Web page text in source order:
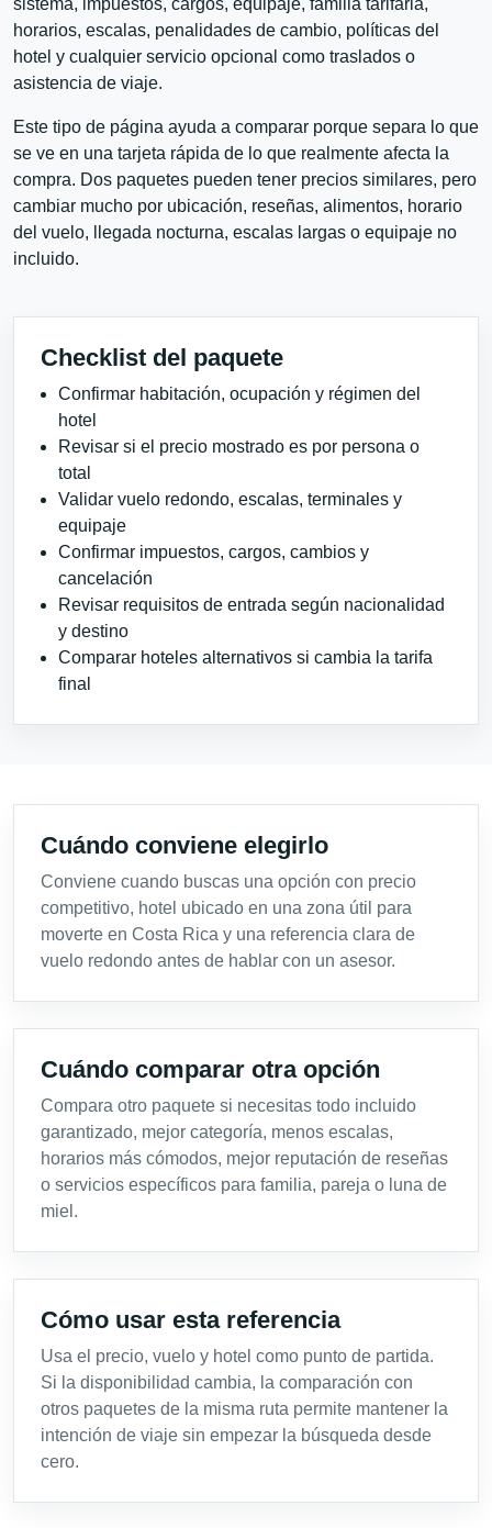
horarios, escalas, penalidades de cambio, políticas del
hotel y cualquier servicio opcional como traslados o
asistencia de viaje.
Este tipo de página ayuda a comparar porque separa lo que
se ve en una tarjeta rápida de lo que realmente afecta la
compra. Dos paquetes pueden tener precios similares, pero
cambiar mucho por ubicación, reseñas, alimentos, horario
del vuelo, llegada nocturna, escalas largas o equipaje no
incluido.
Checklist del paquete
Confirmar habitación, ocupación y régimen del
hotel
Revisar si el precio mostrado es por persona o
total
Validar vuelo redondo, escalas, terminales y
equipaje
Confirmar impuestos, cargos, cambios y
cancelación
Revisar requisitos de entrada según nacionalidad
y destino
Comparar hoteles alternativos si cambia la tarifa
final
Cuándo conviene elegirlo
Conviene cuando buscas una opción con precio
competitivo, hotel ubicado en una zona útil para
moverte en Costa Rica y una referencia clara de
vuelo redondo antes de hablar con un asesor.
Cuándo comparar otra opción
Compara otro paquete si necesitas todo incluido
garantizado, mejor categoría, menos escalas,
horarios más cómodos, mejor reputación de reseñas
o servicios específicos para familia, pareja o luna de
miel.
Cómo usar esta referencia
Usa el precio, vuelo y hotel como punto de partida.
Si la disponibilidad cambia, la comparación con
otros paquetes de la misma ruta permite mantener la
intención de viaje sin empezar la búsqueda desde
cero.